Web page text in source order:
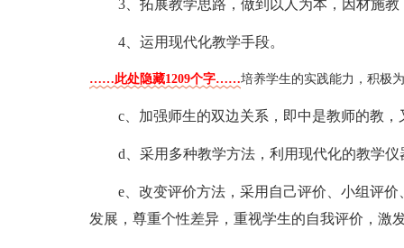
3、拓展教学思路，做到以人为本，因材施
4、运用现代化教学手段。
……此处隐藏1209个字……培养学生的实践能力，积极
c、加强师生的双边关系，即中是教师的教
d、采用多种教学方法，利用现代化的教学
e、改变评价方法，采用自己评价、小组评
发展，尊重个性差异，重视学生的自我评价，激